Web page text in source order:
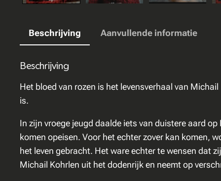
Beschrijving Aanvullende informatie
Beschrijving
Het bloed van rozen is het levensverhaal van
is.
In zijn vroege jeugd daalde iets van duistere aard
komen opeisen. Voor het echter zover kan komen,
het leven gebracht. Het ware echter te wensen dat
Michail Kohrlen uit het dodenrijk en neemt op